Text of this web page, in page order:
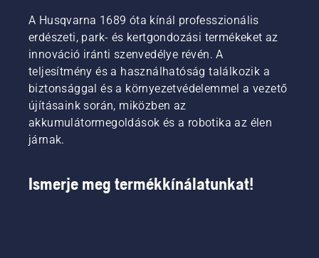
leállt,
kapcsolja
hidegindítót,
és húzza
meg újra
az
indítózsinórt,
motor be
Végül
kérdés,
amelyek
megválaszolása
elvezeti
a helyes
választáshoz.
A Husqvarna 1689 óta kínál professzionális
erdészeti, park- és kertgondozási termékeket az
innováció iránti szenvedélye révén. A
teljesítmény és a használhatóság találkozik a
biztonsággal és a környezetvédelemmel a vezető
újításaink során, miközben az
akkumulátormegoldások és a robotika az élen
járnak.
Ismerje meg termékkínálatunkat!